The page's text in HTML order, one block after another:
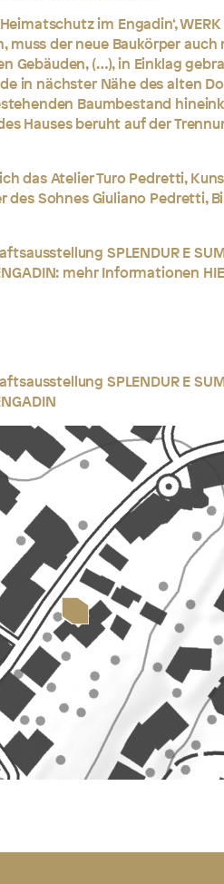
im Engadin‘,
muss der neue Baukörper auch
Gebäuden, (…), in Einklag
in nächster Nähe des alten
Baumbestand
Hauses beruht auf der
das Atelier Turo Pedretti,
des Sohnes Giuliano Pedretti,
SPLENDUR E
mehr Informationen
SPLENDUR E